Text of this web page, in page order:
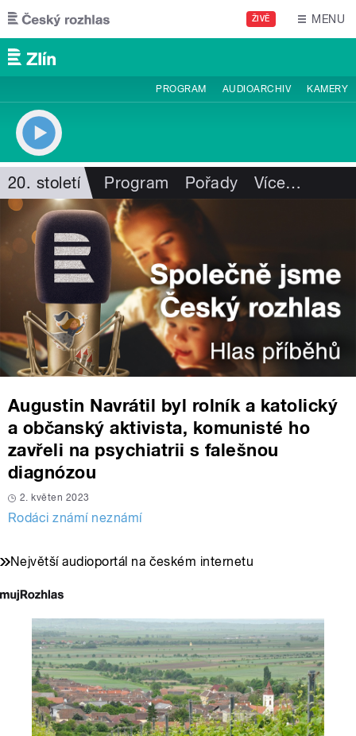
Přejít k hlavnímu obsahu
ŽIVĚ MENU
PROGRAM AUDIOARCHIV KAMERY
20. století Program Pořady Více…
Augustin Navrátil byl rolník a katolický
a občanský aktivista, komunisté ho
zavřeli na psychiatrii s falešnou
diagnózou
2. květen 2023
Rodáci známí neznámí
Největší audioportál na českém internetu